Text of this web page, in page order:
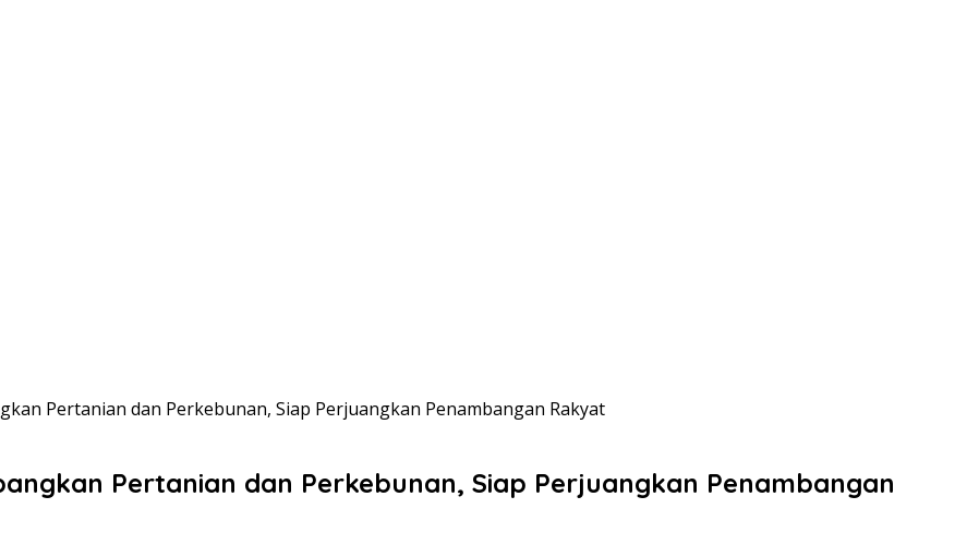
Pertanian dan Perkebunan, Siap Perjuangkan Penambangan Rakyat
Pertanian dan Perkebunan, Siap Perjuangkan Penambangan